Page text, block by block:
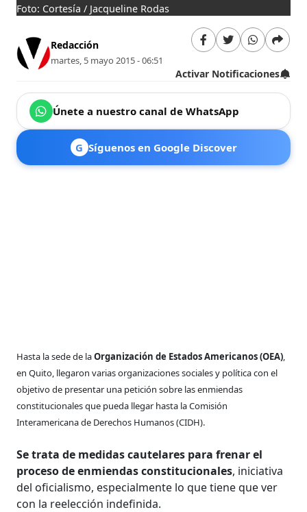
Foto: Cortesía / Jacqueline Rodas
Redacción
martes, 5 mayo 2015 - 06:51
Activar Notificaciones
Únete a nuestro canal de WhatsApp
G Síguenos en Google Discover
Hasta la sede de laOrganización de Estados Americanos (OEA),
en Quito, llegaron varias organizaciones sociales y política con el
objetivo de presentar una petición sobre las enmiendas
constitucionales que pueda llegar hasta la Comisión
Interamericana de Derechos Humanos (CIDH).
Se trata de medidas cautelares para frenar el
proceso de enmiendas constitucionales, iniciativa
del oficialismo, especialmente lo que tiene que ver
con la reelección indefinida.